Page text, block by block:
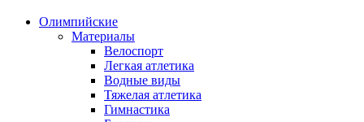
Олимпийские
Материалы
Велоспорт
Легкая атлетика
Водные виды
Тяжелая атлетика
Гимнастика